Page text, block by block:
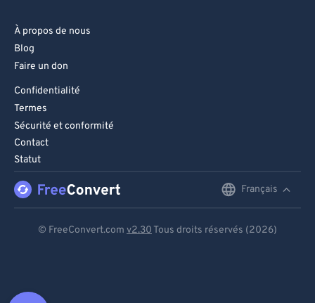
À propos de nous
Blog
Faire un don
Confidentialité
Termes
Sécurité et conformité
Contact
Statut
Français
© FreeConvert.com v2.30 Tous droits réservés (2026)